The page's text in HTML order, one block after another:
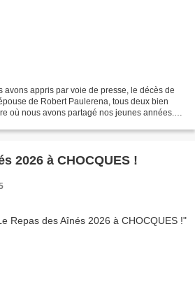
avons appris par voie de presse, le décès de
de Robert Paulerena, tous deux bien
où nous avons partagé nos jeunes années.
2026 à CHOCQUES !